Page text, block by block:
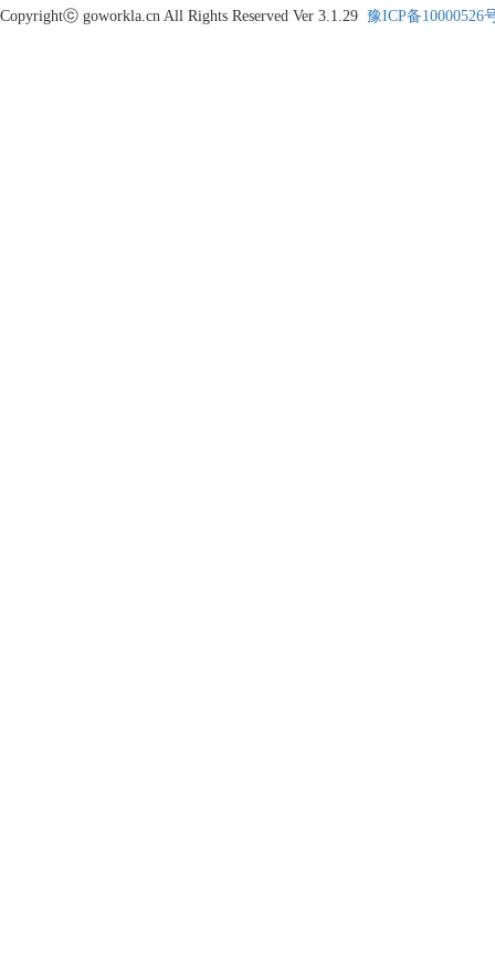
Copyrightⓒ goworkla.cn All Rights Reserved Ver 3.1.29 豫ICP备10000526